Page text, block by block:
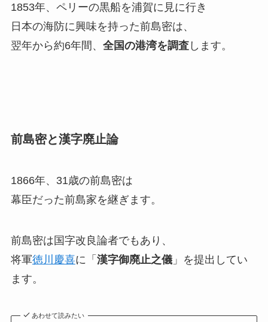
1853年、ペリーの黒船を浦賀に見に行き
日本の海防に興味を持った前島密は、
翌年から約6年間、 全国の港湾を調査します。
前島密と漢字廃止論
1866年、31歳の前島密は
幕臣だった前島家を継ぎます。
前島密は国字改良論者でもあり、
将軍徳川慶喜に「 漢字御廃止之儀」を提出してい
ます。
あわせて読みたい